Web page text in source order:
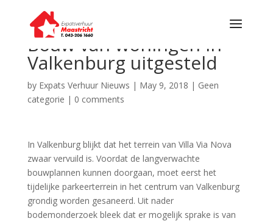
Bouw van woningen in
Valkenburg uitgesteld
by Expats Verhuur Nieuws | May 9, 2018 | Geen
categorie | 0 comments
In Valkenburg blijkt dat het terrein van Villa Via Nova
zwaar vervuild is. Voordat de langverwachte
bouwplannen kunnen doorgaan, moet eerst het
tijdelijke parkeerterrein in het centrum van Valkenburg
grondig worden gesaneerd. Uit nader
bodemonderzoek bleek dat er mogelijk sprake is van